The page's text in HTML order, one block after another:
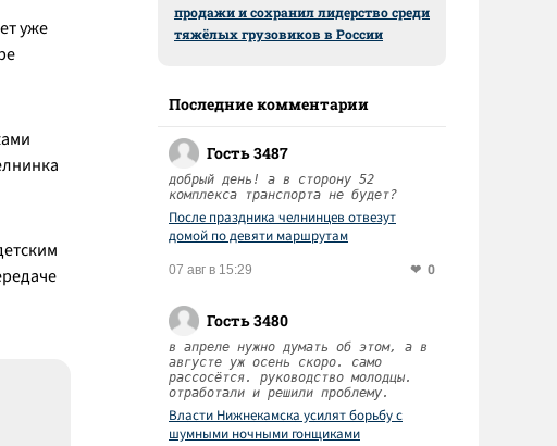
уже
продажи и сохранил лидерство среди
тяжёлых грузовиков в России
Последние комментарии
Гость 3487
добрый день! а в сторону 52
комплекса транспорта не будет?
После праздника челнинцев отвезут
домой по девяти маршрутам
07 авг в 15:29 0
Гость 3480
в апреле нужно думать об этом, а в
августе уж осень скоро. само
рассосётся. руководство молодцы.
отработали и решили проблему.
Власти Нижнекамска усилят борьбу с
шумными ночными гонщиками